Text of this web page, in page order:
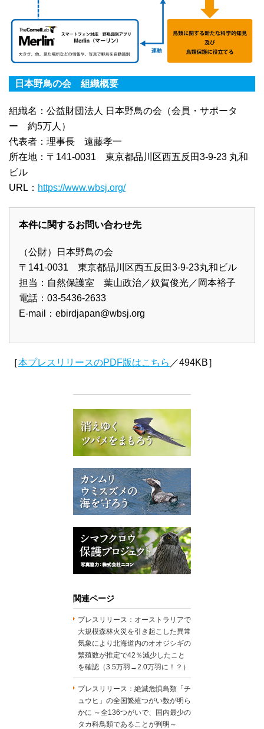
日本野鳥の会 組織概要
組織名：公益財団法人 日本野鳥の会（会員・サポータ
ー 約5万人）
代表者：理事長 遠藤孝一
所在地：〒141-0031 東京都品川区西五反田3-9-23 丸和
ビル
URL： https://www.wbsj.org/
本件に関するお問い合わせ先
（公財）日本野鳥の会
〒141-0031 東京都品川区西五反田3-9-23丸和ビル
担当：自然保護室 葉山政治／奴賀俊光／岡本裕子
電話：03-5436-2633
E-mail： ebirdjapan@wbsj.org
［本プレスリリースのPDF版はこちら ／494KB］
関連ページ
プレスリリース：オーストラリアで
大規模森林火災を引き起こした異常
気象により北海道内のオオジシギの
繁殖数が推定で42％減少したこと
を確認（3.5万羽→2.0万羽に！？）
プレスリリース：絶滅危惧鳥類「チ
ュウヒ」の全国繁殖つがい数が明ら
かに ～全136つがいで、国内最少の
タカ科鳥類であることが判明～